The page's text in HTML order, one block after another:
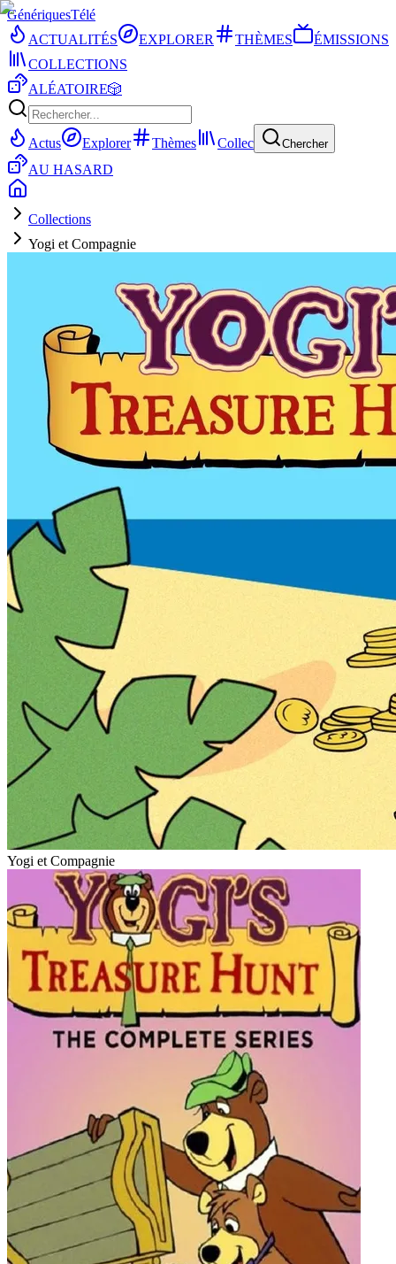
GénériquesTélé
ACTUALITÉS
EXPLORER THÈMES
ÉMISSIONS
COLLECTIONS
ALÉATOIRE🎲
Actus Explorer Thèmes Collec Chercher
AU HASARD
Collections
Yogi et Compagnie
Yogi et Compagnie